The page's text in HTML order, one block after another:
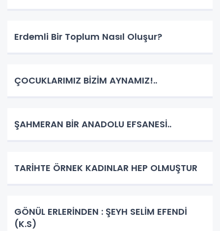
Erdemli Bir Toplum Nasıl Oluşur?
ÇOCUKLARIMIZ BİZİM AYNAMIZ!..
ŞAHMERAN BİR ANADOLU EFSANESİ..
TARİHTE ÖRNEK KADINLAR HEP OLMUŞTUR
GÖNÜL ERLERİNDEN : ŞEYH SELİM EFENDİ
(K.S)